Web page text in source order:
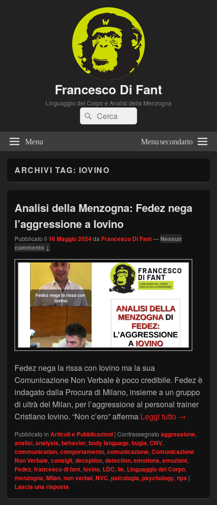
Francesco Di Fant
Linguaggio del Corpo e Analisi della Menzogna
Cerca:Cerca
Menu Menu secondario
ARCHIVI TAG: IOVINO
Analisi della Menzogna: Fedez nega
l’aggressione a Iovino
Pubblicato il 16 Maggio 2024da Francesco Di Fant— Nessun
commento ↓
Fedez nega la rissa con Iovino ma la sua
Comunicazione Non Verbale è poco credibile. Fedez è
indagato dalla Procura di Milano, insieme a un gruppo
di ultrà del Milan, per l’aggressione al personal trainer
Cristiano Iovino. “Non c’ero” afferma Leggi tutto Analisi
→
Pubblicato in Articoli e Pubblicazioni | Contrassegnato aggressione,
analisi,analysis,behavior,body language,bugia,CNV,
communication,comportamento,comunicazione,Comunicazione
Non Verbale,consigli,deception,detection,emotions,emozioni,
Fedez,francesco di fant,Iovino, LDC,lie, Linguaggio del Corpo,
menzogna,Milan,non verbal,NVC,psicologia,psychology,tips |
Lascia una risposta